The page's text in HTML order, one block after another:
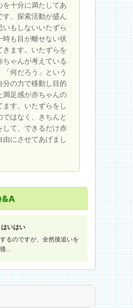
を十分に満たしてあ
す。探索活動が盛ん
いもしないいたずら
時も目が離せない状
きます。いたずらを
ちゃんが考えている
「何だろう」という
分の力で移動し目的
満足感が赤ちゃんの
ます。いたずらをし
ではなく、きちんと
して、できるだけ赤
由にさせてあげまし
はいはい
るのですが、全然後追いを
...